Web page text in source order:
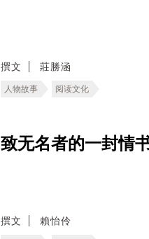
撰文 莊勝涵
人物故事 阅读文化
致无名者的一封
撰文 賴怡伶